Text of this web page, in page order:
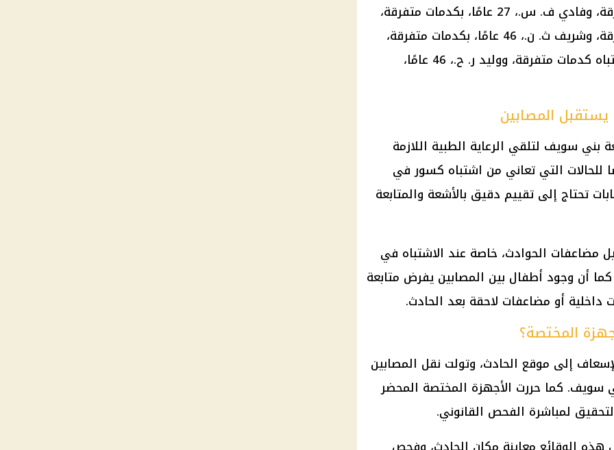
مريم م. ع.، 8 سنوات، بكدمات متفرقة، وفادي ف. س.، 27 عامًا، بكدمات متفرقة،
وأبرام م. ع.، 28 عامًا، بكدمات متفرقة، وشريف ث. ن.، 46 عامًا، بكدمات متفرقة،
والطفل توما إ. م.، 10 سنوات، باشتباه كدمات متفرقة، ووليد ر. ح.، 46 عامًا،
المصابين
سويف لتلقي الرعاية الطبية اللازمة
للحالات التي تعاني من اشتباه كسور في
تحتاج إلى تقييم دقيق بالأشعة والمتابعة
مضاعفات الحوادث، خاصة عند الاشتباه في
أن وجود أطفال بين المصابين يفرض متابعة
داخلية أو مضاعفات لاحقة بعد الحادث.
المختصة؟
إلى موقع الحادث، وتولت نقل المصابين
كما حررت الأجهزة المختصة المحضر
لمباشرة الفحص القانوني.